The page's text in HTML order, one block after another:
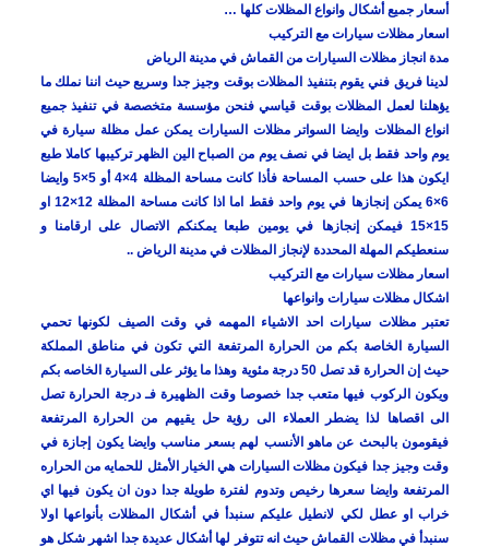
أسعار جميع أشكال وانواع المظلات كلها …
اسعار مظلات سيارات مع التركيب
مدة انجاز مظلات السيارات من القماش في مدينة الرياض
لدينا فريق فني يقوم بتنفيذ المظلات بوقت وجيز جدا وسريع حيث اننا نملك ما
يؤهلنا لعمل المظلات بوقت قياسي فنحن مؤسسة متخصصة في تنفيذ جميع
انواع المظلات وايضا السواتر مظلات السيارات يمكن عمل مظلة سيارة في
يوم واحد فقط بل ايضا في نصف يوم من الصباح الين الظهر تركيبها كاملا طبع
ايكون هذا على حسب المساحة فأذا كانت مساحة المظلة 4×4 أو 5×5 وايضا
6×6 يمكن إنجازها في يوم واحد فقط اما اذا كانت مساحة المظلة 12×12 او
15×15 فيمكن إنجازها في يومين طبعا يمكنكم الاتصال على ارقامنا و
سنعطيكم المهلة المحددة لإنجاز المظلات في مدينة الرياض ..
اسعار مظلات سيارات مع التركيب
اشكال مظلات سيارات وانواعها
تعتبر مظلات سيارات احد الاشياء المهمه في وقت الصيف لكونها تحمي
السيارة الخاصة بكم من الحرارة المرتفعة التي تكون في مناطق المملكة
حيث إن الحرارة قد تصل 50 درجة مئوية وهذا ما يؤثر على السيارة الخاصه بكم
ويكون الركوب فيها متعب جدا خصوصا وقت الظهيرة فـ درجة الحرارة تصل
الى اقصاها لذا يضطر العملاء الى رؤية حل يقيهم من الحرارة المرتفعة
فيقومون بالبحث عن ماهو الأنسب لهم بسعر مناسب وايضا يكون إجازة في
وقت وجيز جدا فيكون مظلات السيارات هي الخيار الأمثل للحمايه من الحراره
المرتفعة وايضا سعرها رخيص وتدوم لفترة طويلة جدا دون ان يكون فيها اي
خراب او عطل لكي لانطيل عليكم سنبدأ في أشكال المظلات بأنواعها اولا
سنبدأ في مظلات القماش حيث انه تتوفر لها أشكال عديدة جدا اشهر شكل هو